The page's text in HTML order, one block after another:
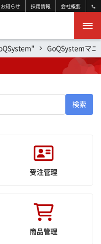
お知らせ 採用情報 会社概要
GoQSystemマニ
検索
受注管理
商品管理